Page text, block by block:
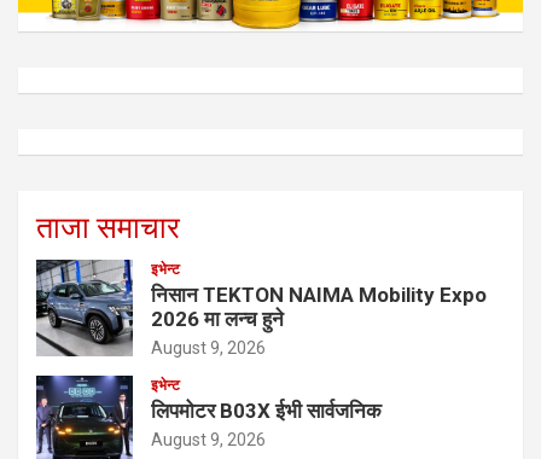
ताजा समाचार
इभेन्ट
निसान TEKTON NAIMA Mobility Expo
2026 मा लन्च हुने
August 9, 2026
इभेन्ट
लिपमोटर B03X ईभी सार्वजनिक
August 9, 2026